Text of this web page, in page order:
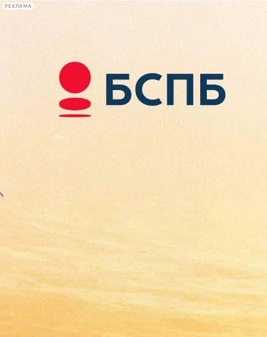
РЕКЛАМА
Сегодня:
2026.08.08
16:06
Афиша Plus
Умерла автор «Поющих в
терновнике» Колин
Маккалоу